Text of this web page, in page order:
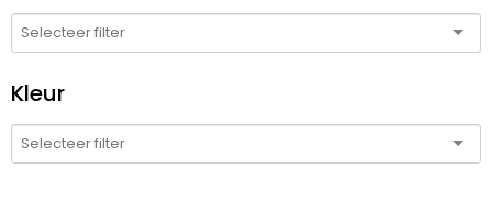
Kleur